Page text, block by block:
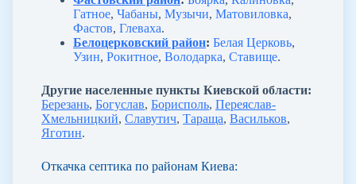
Гатное, Чабаны, Музычи, Матовиловка,
Фастов, Глеваха.
Белоцерковский район: Белая Церковь,
Узин, Рокитное, Володарка, Ставище.
Другие населенные пункты Киевской области:
Березань, Богуслав, Борисполь, Переяслав-
Хмельницкий, Славутич, Тараща, Васильков,
Яготин.
Откачка септика по районам Киева: